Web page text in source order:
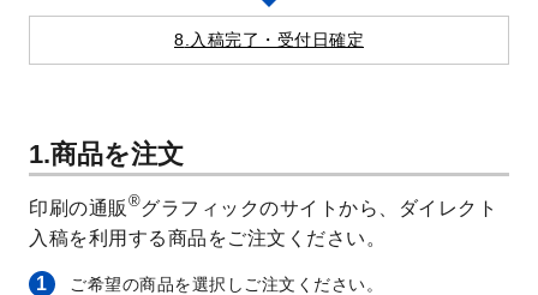
入稿完了・受付日確定
1.商品を注文
印刷の通販 ®グラフィックのサイトから、ダイレクト
入稿を利用する商品をご注文ください。
1 ご希望の商品を選択しご注文ください。